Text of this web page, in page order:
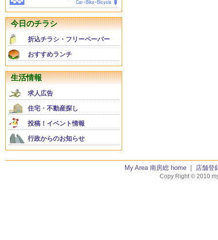
今日のチラシ
折込チラシ・フリーペーパー
おすすめランチ
生活情報
求人広告
住宅・不動産探し
投稿！イベント情報
行政からのお知らせ
My Area 南房総 home 店舗登
Copy Right © 2010